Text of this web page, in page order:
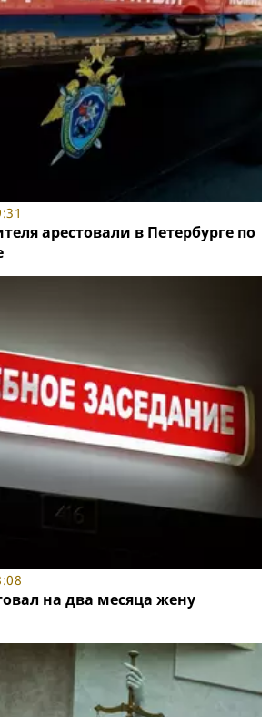
арестовали в Петербурге по
на два месяца жену